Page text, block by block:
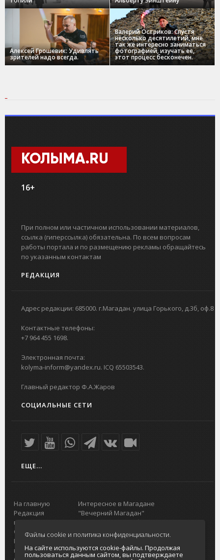
Алексей Грошевик: Удивлять
зрителей надо всегда.
Валерий Остриков: Спустя
несколько десятилетий, мне
так же интересно заниматься
фотографией, изучать ее,
этот процесс бесконечен.
КОЛЫМА.RU
16+
При полном или частичном использовании материалов,
ссылка (гиперссылка) обязательна. По всем вопросам
работы портала и по размещению рекламы обращайтесь
по указанным контактам
РЕДАКЦИЯ
Адрес редакции: 685000. г.Магадан. улица Горького, д.3б, оф.8
Контактные телефоны:
+7 964 455 1698.
Электронная почта:
kolyma-inform@yandex.ru. ICQ 65503543.
Главный редактор Ф.А.Жаров
СОЦИАЛЬНЫЕ СЕТИ
ЕЩЕ...
На главную
Редакция
портала
О проекте
Реклама на
портале
Интересное в Магадане
"Вечерний Магадан"
Городская доска объявлений
Реклама
Главный туристический портал
Колымы
Файлы cookie и политика конфиденциальности.
На сайте используются cookie-файлы. Продолжая
пользоваться данным сайтом, вы подтверждаете